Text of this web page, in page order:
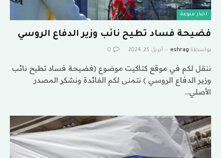
اخبار منوعة
فضيحة فساد تطيح نائب وزير الدفاع الروسي
بواسطة eshrag أبريل 25, 2024 0
ننقل لكم في موقع كتاكيت موضوع (فضيحة فساد تطيح نائب
وزير الدفاع الروسي ) نتمنى لكم الفائدة ونشكر المصدر
الأصلي…